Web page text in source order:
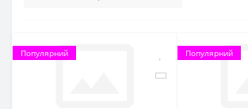
Популярний Популярний